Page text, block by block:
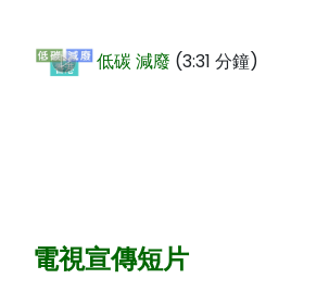
低碳 減廢 (3:31 分鐘)
電視宣傳短片